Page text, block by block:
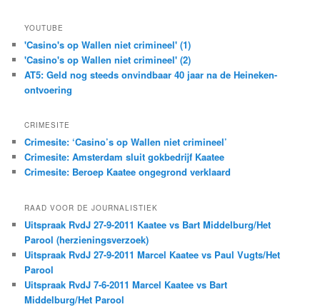
YOUTUBE
'Casino's op Wallen niet crimineel' (1)
'Casino's op Wallen niet crimineel' (2)
AT5: Geld nog steeds onvindbaar 40 jaar na de Heineken-
ontvoering
CRIMESITE
Crimesite: ‘Casino’s op Wallen niet crimineel’
Crimesite: Amsterdam sluit gokbedrijf Kaatee
Crimesite: Beroep Kaatee ongegrond verklaard
RAAD VOOR DE JOURNALISTIEK
Uitspraak RvdJ 27-9-2011 Kaatee vs Bart Middelburg/Het
Parool (herzieningsverzoek)
Uitspraak RvdJ 27-9-2011 Marcel Kaatee vs Paul Vugts/Het
Parool
Uitspraak RvdJ 7-6-2011 Marcel Kaatee vs Bart
Middelburg/Het Parool